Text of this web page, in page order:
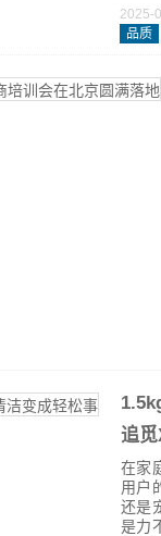
2025-
品质
追
在家
用户
还是
是力